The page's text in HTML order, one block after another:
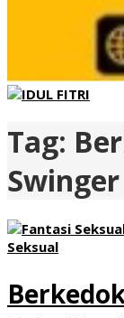
Tag:
Swinger